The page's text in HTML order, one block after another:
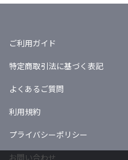
ご利用ガイド
特定商取引法に基づく表記
よくあるご質問
利用規約
プライバシーポリシー
お問い合わせ